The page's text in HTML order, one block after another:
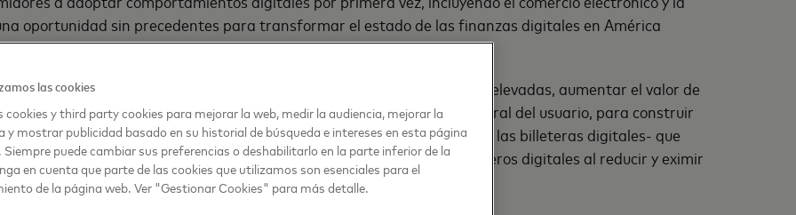
oportunidad sin precedentes para transformar el estado de las finanzas digitales en América
más vulnerable de la región.
financiera significa eliminar barreras como tarifas y restricciones elevadas, aumentar el valor de
educación digital y financiera, así como una mejor experiencia general del usuario, para construir
años, surgieron jugadores no tradicionales -como los neobancos y las billeteras digitales- que
Latinoamérica. Los neobancos propician el uso de de servicios financieros digitales al reducir y eximir
cuenta bancaria y ofrecer una experiencia móvil completa.
las cookies
cookies y third party cookies para mejorar la web, medir la audiencia, mejorar la
y mostrar publicidad basado en su historial de búsqueda e intereses en esta página
Siempre puede cambiar sus preferencias o deshabilitarlo en la parte inferior de la
en cuenta que parte de las cookies que utilizamos son esenciales para el
de la página web. Ver "Gestionar Cookies" para más detalle.